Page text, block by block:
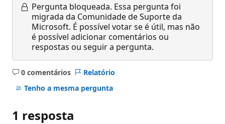
Pergunta bloqueada. Essa pergunta foi
migrada da Comunidade de Suporte da
Microsoft. É possível votar se é útil, mas não
é possível adicionar comentários ou
respostas ou seguir a pergunta.
0 comentários
Sem
comentários
Relatório
Tenho a mesma pergunta
1 resposta